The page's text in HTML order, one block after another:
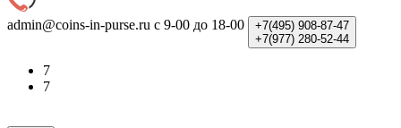
admin@coins-in-purse.ru с 9-00 до 18-00 +7(495) 908-87-47
+7(977) 280-52-44
7
7